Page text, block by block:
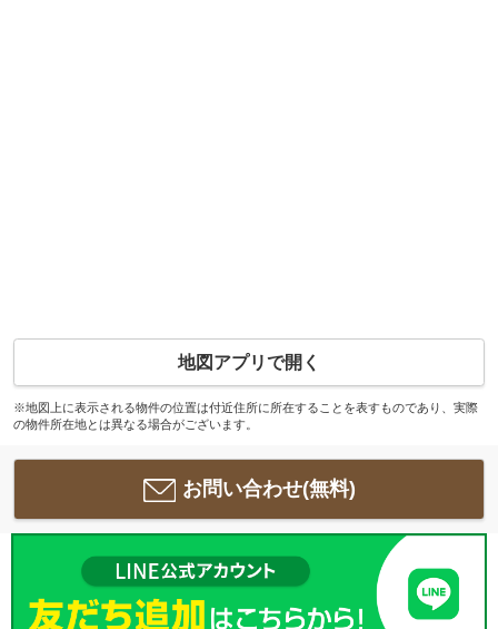
地図アプリで開く
※地図上に表示される物件の位置は付近住所に所在することを表すものであり、実際
の物件所在地とは異なる場合がございます。
お問い合わせ(無料)